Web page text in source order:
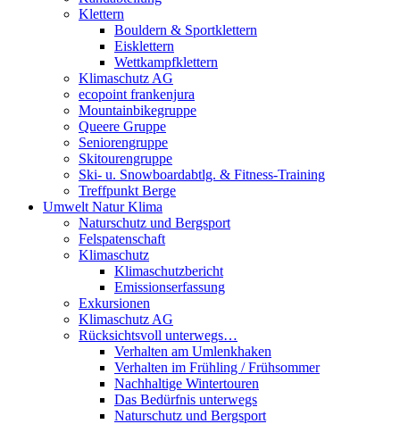
Klettern
Bouldern & Sportklettern
Eisklettern
Wettkampfklettern
Klimaschutz AG
ecopoint frankenjura
Mountainbikegruppe
Queere Gruppe
Seniorengruppe
Skitourengruppe
Ski- u. Snowboardabtlg. & Fitness-Training
Treffpunkt Berge
Umwelt Natur Klima
Naturschutz und Bergsport
Felspatenschaft
Klimaschutz
Klimaschutzbericht
Emissionserfassung
Exkursionen
Klimaschutz AG
Rücksichtsvoll unterwegs…
Verhalten am Umlenkhaken
Verhalten im Frühling / Frühsommer
Nachhaltige Wintertouren
Das Bedürfnis unterwegs
Naturschutz und Bergsport